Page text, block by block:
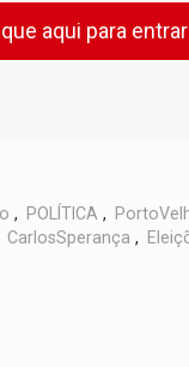
aqui para entrar
, POLÍTICA ,
CarlosSperança ,